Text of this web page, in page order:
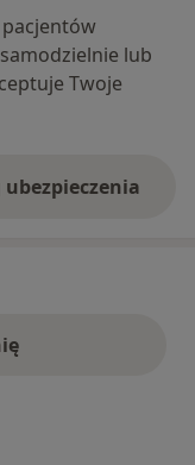
pacjentów
lub
Twoje